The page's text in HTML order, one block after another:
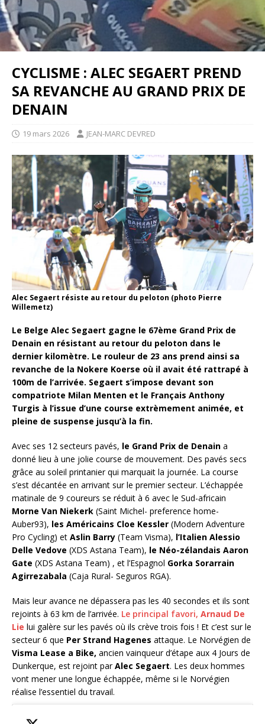
CYCLISME : ALEC SEGAERT PREND
SA REVANCHE AU GRAND PRIX DE
DENAIN
19 mars 2026 JEAN-MARC DEVRED
Alec Segaert résiste au retour du peloton (photo Pierre
Willemetz)
Le Belge Alec Segaert gagne le 67ème Grand Prix de
Denain en résistant au retour du peloton dans le
dernier kilomètre. Le rouleur de 23 ans prend ainsi sa
revanche de la Nokere Koerse où il avait été rattrapé à
100m de l’arrivée. Segaert s’impose devant son
compatriote Milan Menten et le Français Anthony
Turgis à l’issue d’une course extrèmement animée, et
pleine de suspense jusqu’à la fin.
Avec ses 12 secteurs pavés, le Grand Prix de Denain a
donné lieu à une jolie course de mouvement. Des pavés secs
grâce au soleil printanier qui marquait la journée. La course
s’est décantée en arrivant sur le premier secteur. L’échappée
matinale de 9 coureurs se réduit à 6 avec le Sud-africain
Morne Van Niekerk (Saint Michel- preference home-
Auber93), les Américains Cloe Kessler (Modern Adventure
Pro Cycling) et Aslin Barry (Team Visma), l’Italien Alessio
Delle Vedove (XDS Astana Team), le Néo-zélandais Aaron
Gate (XDS Astana Team) , et l’Espagnol Gorka Sorarrain
Agirrezabala (Caja Rural- Seguros RGA).
Mais leur avance ne dépassera pas les 40 secondes et ils sont
rejoints à 63 km de l’arrivée. Le principal favori, Arnaud De
Lie lui galère sur les pavés où ils crève trois fois ! Et c’est sur le
secteur 6 que Per Strand Hagenes attaque. Le Norvégien de
Visma Lease a Bike, ancien vainqueur d’étape aux 4 Jours de
Dunkerque, est rejoint parAlec Segaert. Les deux hommes
vont mener une longue échappée, même si le Norvégien
réalise l’essentiel du travail.